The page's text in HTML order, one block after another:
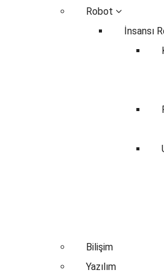
Robot
İnsansı
Bilişim
Yazılım